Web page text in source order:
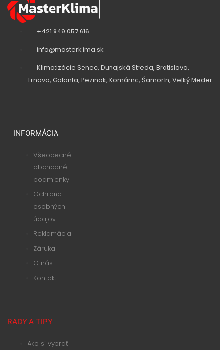
v
v
t
+421 949 057 616
info@masterklima.sk
Klimatizácie Senec, Dunajská Streda, Bratislava,
Trnava, Galanta, Pezinok, Komárno, Šamorín, Velký Meder
INFORMÁCIA
Všeobecné
obchodné
podmienky
Ochrana
osobných
údajov
Reklamácia
Záruka
O nás
Kontakt
RADY A TIPY
Ako si vybrať